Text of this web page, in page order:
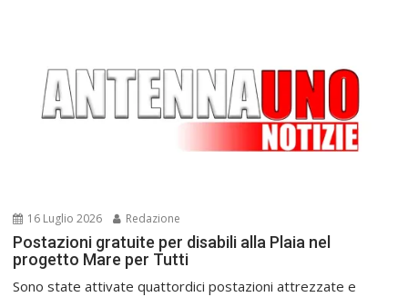
16 Luglio 2026 Redazione
Postazioni gratuite per disabili alla Plaia nel
progetto Mare per Tutti
Sono state attivate quattordici postazioni attrezzate e